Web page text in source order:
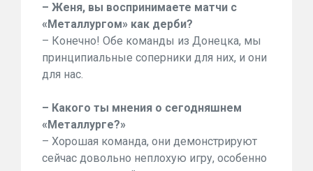
– Женя, вы воспринимаете матчи с
«Металлургом» как дерби?
– Конечно! Обе команды из Донецка, мы
принципиальные соперники для них, и они
для нас.
– Какого ты мнения о сегодняшнем
«Металлурге?»
– Хорошая команда, они демонстрируют
сейчас довольно неплохую игру, особенно